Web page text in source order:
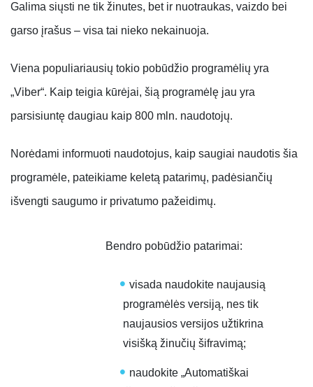
Galima siųsti ne tik žinutes, bet ir nuotraukas, vaizdo bei
garso įrašus ­– visa tai nieko nekainuoja.
Viena populiariausių tokio pobūdžio programėlių yra
„Viber“. Kaip teigia kūrėjai, šią programėlę jau yra
parsisiuntę daugiau kaip 800 mln. naudotojų.
Norėdami informuoti naudotojus, kaip saugiai naudotis šia
programėle, pateikiame keletą patarimų, padėsiančių
išvengti saugumo ir privatumo pažeidimų.
Bendro pobūdžio patarimai:
visada naudokite naujausią
programėlės versiją, nes tik
naujausios versijos užtikrina
visišką žinučių šifravimą;
naudokite „Automatiškai